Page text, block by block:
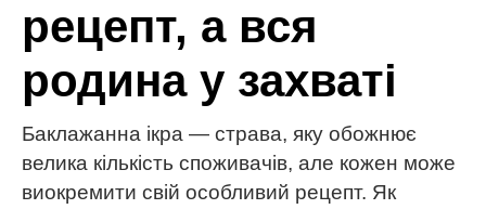
рецепт, а вся
родина у захваті
Баклажанна ікра — страва, яку обожнює
велика кількість споживачів, але кожен може
виокремити свій особливий рецепт. Як